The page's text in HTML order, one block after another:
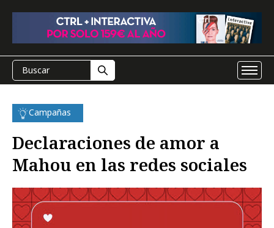
Campañas
Declaraciones de amor a
Mahou en las redes sociales